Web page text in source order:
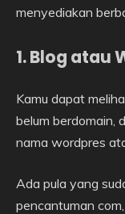
menyediakan
1. Blog atau
Kamu dapat
belum berdomain,
nama wordpres
Ada pula yang
pencantuman